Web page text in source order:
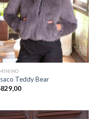
Teddy Bear
829,00